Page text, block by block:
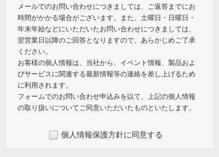
メールでのお問い合わせにつきましては、ご返答までにお
時間がかかる場合がございます。また、土曜日・日曜日・
年末年始などにいただいたお問い合わせにつきましては、
翌営業日以降のご回答となりますので、あらかじめご了承
ください。
お客様の個人情報は、当社から、イベント情報、製品およ
びサービスに関連する最新情報等の連絡を差し上げるため
に利用されます。
フォームでのお問い合わせ申込みを以て、上記の個人情報
の取り扱いについてご同意いただいたものといたします。
個人情報保護方針に同意する